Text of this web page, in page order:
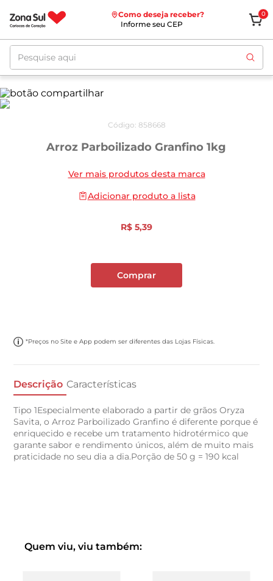
Como deseja receber?
Informe seu CEP
0
Pesquise aqui
Código: 858668
Arroz Parboilizado Granfino 1kg
Ver mais produtos desta marca
Adicionar produto a lista
R$ 5,39
Comprar
*Preços no Site e App podem ser diferentes das Lojas Físicas.
Descrição Características
Tipo 1Especialmente elaborado a partir de grãos Oryza
Savita, o Arroz Parboilizado Granfino é diferente porque é
enriquecido e recebe um tratamento hidrotérmico que
garante sabor e rendimento únicos, além de muito mais
praticidade no seu dia a dia.Porção de 50 g = 190 kcal
Quem viu, viu também: